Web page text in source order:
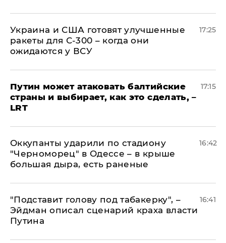
Украина и США готовят улучшенные
ракеты для С-300 – когда они
ожидаются у ВСУ
17:25
Путин может атаковать балтийские
страны и выбирает, как это сделать, –
LRT
17:15
Оккупанты ударили по стадиону
"Черноморец" в Одессе – в крыше
большая дыра, есть раненые
16:42
​"Подставит голову под табакерку", –
Эйдман описал сценарий краха власти
Путина
16:41